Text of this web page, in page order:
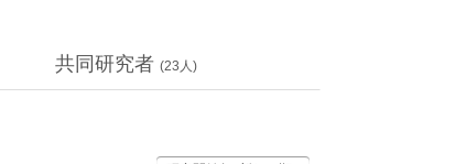
共同研究者 (23 人)